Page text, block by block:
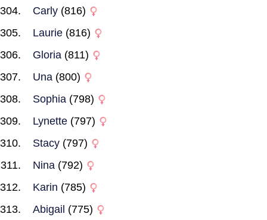
Carly (816)
Laurie (816)
Gloria (811)
Una (800)
Sophia (798)
Lynette (797)
Stacy (797)
Nina (792)
Karin (785)
Abigail (775)